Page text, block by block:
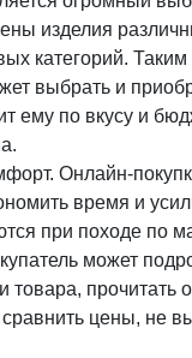
изделия
категорий.
выбрать и
ему по вкусу и
Онлайн-
время и
при походе по
может
товара, прочитать
сравнить цены, не